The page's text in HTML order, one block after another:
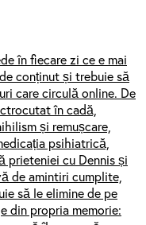
în fiecare zi ce e mai
conținut și trebuie să
care circulă online. De
în cadă,
și remușcare,
psihiatrică,
prieteniei cu Dennis și
de amintiri cumplite,
să le elimine de pe
din propria memorie: